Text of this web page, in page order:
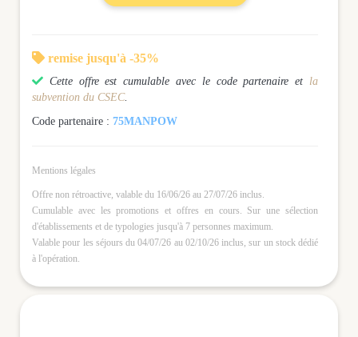
 remise jusqu'à -35%
 Cette offre est cumulable avec le code partenaire et la
subvention du CSEC.
Code partenaire : 75MANPOW
Mentions légales
Offre non rétroactive, valable du 16/06/26 au 27/07/26 inclus.
Cumulable avec les promotions et offres en cours. Sur une sélection
d'établissements et de typologies jusqu'à 7 personnes maximum.
Valable pour les séjours du 04/07/26 au 02/10/26 inclus, sur un stock dédié
à l'opération.